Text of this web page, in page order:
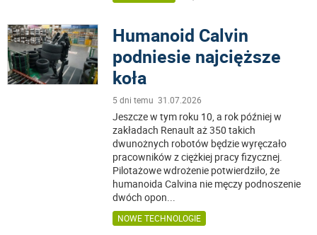
Humanoid Calvin
podniesie najcięższe
koła
5 dni temu 31.07.2026
Jeszcze w tym roku 10, a rok później w
zakładach Renault aż 350 takich
dwunożnych robotów będzie wyręczało
pracowników z ciężkiej pracy fizycznej.
Pilotażowe wdrożenie potwierdziło, że
humanoida Calvina nie męczy podnoszenie
dwóch opon...
NOWE TECHNOLOGIE